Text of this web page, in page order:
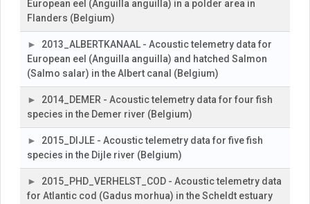
European eel (Anguilla anguilla) in a polder area in
Flanders (Belgium)
2013_ALBERTKANAAL - Acoustic telemetry data for
European eel (Anguilla anguilla) and hatched Salmon
(Salmo salar) in the Albert canal (Belgium)
2014_DEMER - Acoustic telemetry data for four fish
species in the Demer river (Belgium)
2015_DIJLE - Acoustic telemetry data for five fish
species in the Dijle river (Belgium)
2015_PHD_VERHELST_COD - Acoustic telemetry data
for Atlantic cod (Gadus morhua) in the Scheldt estuary